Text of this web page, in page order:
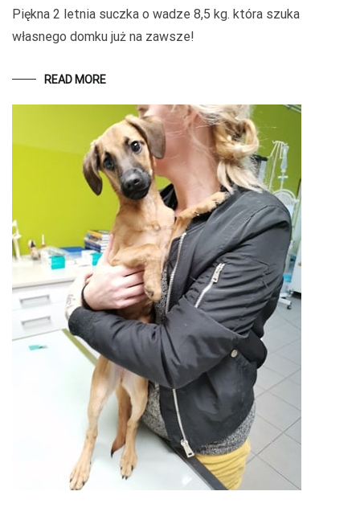
Piękna 2 letnia suczka o wadze 8,5 kg. która szuka
własnego domku już na zawsze!
READ MORE